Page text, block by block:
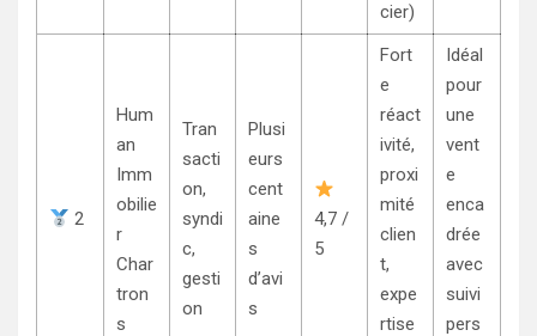
cier)
2
Hum
an
Imm
obilie
r
Char
tron
s
Tran
sacti
on,
syndi
c,
gesti
on
Plusi
eurs
cent
aine
s
d’avi
s
4,7 /
5
Fort
e
réact
ivité,
proxi
mité
clien
t,
expe
rtise
Idéal
pour
une
vent
e
enca
drée
avec
suivi
pers